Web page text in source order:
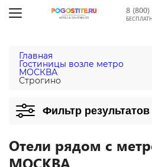
8
Главная
Гостиницы возле метро
МОСКВА
Строгино
Фильтр результатов
Отели рядом с
МОСКВА